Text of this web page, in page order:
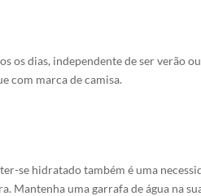
dias, independente de ser verão
com marca de camisa.
se hidratado também é uma
Mantenha uma garrafa de água na